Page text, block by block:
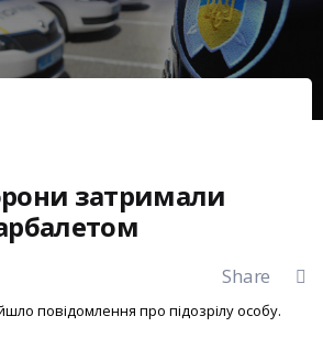
затримали
Share
повідомлення про підозрілу особу.